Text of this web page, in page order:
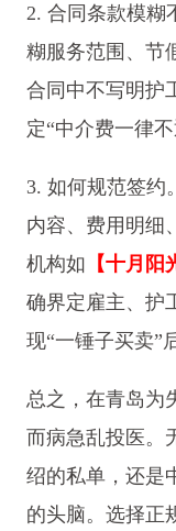
2. 合同条款模糊
糊服务范围、节
合同中不写明护
定“中介费一律
3. 如何规范签约
内容、费用明细
机构如 【十月阳
确界定雇主、护
现“一锤子买卖”
总之，在青岛为
而病急乱投医。
绍的私单，还是
的头脑。选择正